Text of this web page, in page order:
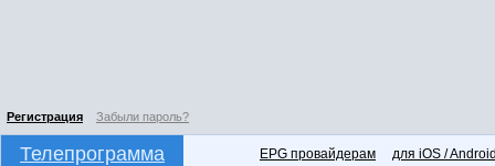
Регистрация Забыли пароль?
Телепрограмма EPG провайдерам для iOS /